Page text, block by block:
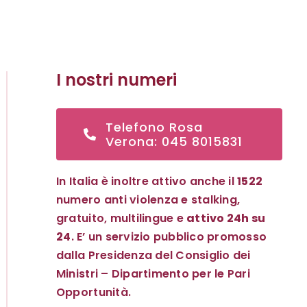
I nostri numeri
Telefono Rosa
Verona: 045 8015831
In Italia è inoltre attivo anche il1522
numero anti violenza e stalking,
gratuito, multilingue e attivo 24h su
24. E’ un servizio pubblico promosso
dalla Presidenza del Consiglio dei
Ministri – Dipartimento per le Pari
Opportunità.